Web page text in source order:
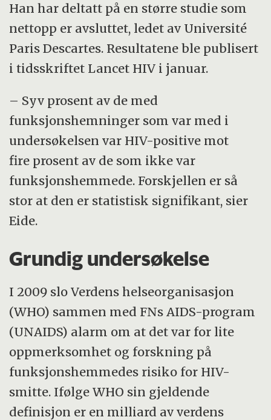
Han har deltatt på en større studie som
nettopp er avsluttet, ledet av Université
Paris Descartes. Resultatene ble publisert
i tidsskriftet Lancet HIV i januar.
– Syv prosent av de med
funksjonshemninger som var med i
undersøkelsen var HIV-positive mot
fire prosent av de som ikke var
funksjonshemmede. Forskjellen er så
stor at den er statistisk signifikant, sier
Eide.
Grundig undersøkelse
I 2009 slo Verdens helseorganisasjon
(WHO) sammen med FNs AIDS-program
(UNAIDS) alarm om at det var for lite
oppmerksomhet og forskning på
funksjonshemmedes risiko for HIV-
smitte. Ifølge WHO sin gjeldende
definisjon er en milliard av verdens